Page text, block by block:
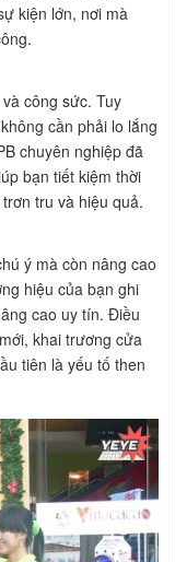
kiện lớn, nơi mà
công sức. Tuy
cần phải lo lắng
chuyên nghiệp đã
bạn tiết kiệm thời
tru và hiệu quả.
ý mà còn nâng cao
hiệu của bạn ghi
cao uy tín. Điều
khai trương cửa
tiên là yếu tố then